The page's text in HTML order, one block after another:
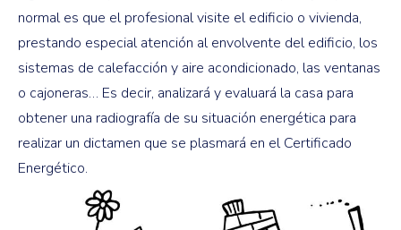
normal es que el profesional visite el edificio o vivienda,
prestando especial atención al envolvente del edificio, los
sistemas de calefacción y aire acondicionado, las ventanas
o cajoneras… Es decir, analizará y evaluará la casa para
obtener una radiografía de su situación energética para
realizar un dictamen que se plasmará en el Certificado
Energético.